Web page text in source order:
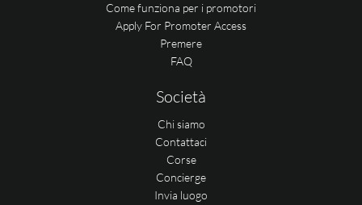
Come funziona per i promotori
Apply For Promoter Access
Premere
FAQ
Società
Chi siamo
Contattaci
Corse
Concierge
Invia luogo